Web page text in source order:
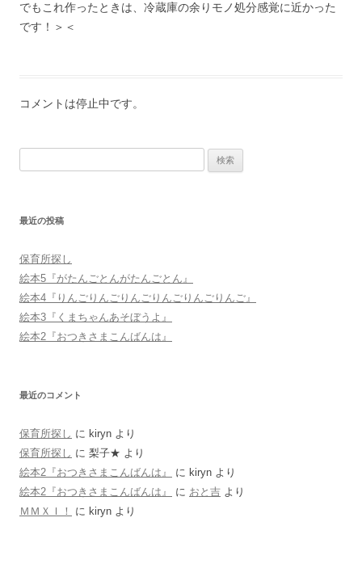
でもこれ作ったときは、冷蔵庫の余りモノ処分感覚に近かった
です！＞＜
コメントは停止中です。
最近の投稿
保育所探し
絵本5『がたんごとんがたんごとん』
絵本4『りんごりんごりんごりんごりんごりんご』
絵本3『くまちゃんあそぼうよ』
絵本2『おつきさまこんばんは』
最近のコメント
保育所探し に kiryn より
保育所探し に 梨子★ より
絵本2『おつきさまこんばんは』
に kiryn より
絵本2『おつきさまこんばんは』
に おと吉 より
ＭＭＸＩ！
に kiryn より